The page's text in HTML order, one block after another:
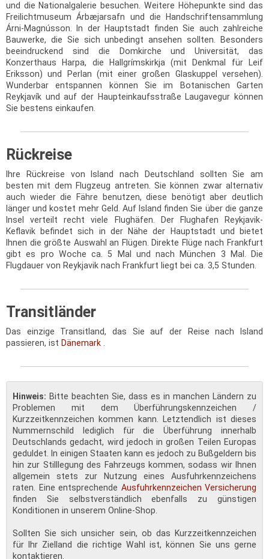
und die Nationalgalerie besuchen. Weitere Höhepunkte sind das
Freilichtmuseum Árbæjarsafn und die Handschriftensammlung
Árni-Magnússon. In der Hauptstadt finden Sie auch zahlreiche
Bauwerke, die Sie sich unbedingt ansehen sollten. Besonders
beeindruckend sind die Domkirche und Universität, das
Konzerthaus Harpa, die Hallgrímskirkja (mit Denkmal für Leif
Eriksson) und Perlan (mit einer großen Glaskuppel versehen).
Wunderbar entspannen können Sie im Botanischen Garten
Reykjavík und auf der Haupteinkaufsstraße Laugavegur können
Sie bestens einkaufen.
Rückreise
Ihre Rückreise von Island nach Deutschland sollten Sie am
besten mit dem Flugzeug antreten. Sie können zwar alternativ
auch wieder die Fähre benutzen, diese benötigt aber deutlich
länger und kostet mehr Geld. Auf Island finden Sie über die ganze
Insel verteilt recht viele Flughäfen. Der Flughafen Reykjavik-
Keflavik befindet sich in der Nähe der Hauptstadt und bietet
Ihnen die größte Auswahl an Flügen. Direkte Flüge nach Frankfurt
gibt es pro Woche ca. 5 Mal und nach München 3 Mal. Die
Flugdauer von Reykjavik nach Frankfurt liegt bei ca. 3,5 Stunden.
Transitländer
Das einzige Transitland, das Sie auf der Reise nach Island
passieren, ist Dänemark
Hinweis: Bitte beachten Sie, dass es in manchen Ländern zu
Problemen mit dem Überführungskennzeichen /
Kurzzeitkennzeichen kommen kann. Letztendlich ist dieses
Nummernschild lediglich für die Überführung innerhalb
Deutschlands gedacht, wird jedoch in großen Teilen Europas
geduldet. In einigen Staaten kann es jedoch zu Bußgeldern bis
hin zur Stilllegung des Fahrzeugs kommen, sodass wir Ihnen
allgemein stets zur Nutzung eines Ausfuhrkennzeichens
raten. Eine entsprechende Ausfuhrkennzeichen Versicherung
finden Sie selbstverständlich ebenfalls zu günstigen
Konditionen in unserem Online-Shop.
Sollten Sie sich unsicher sein, ob das Kurzzeitkennzeichen
für Ihr Zielland die richtige Wahl ist, können Sie uns gerne
kontaktieren.